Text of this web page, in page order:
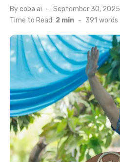
Bycoba ai
Posted
on
September 30, 2025
Time to Read: 2 min - 391 words